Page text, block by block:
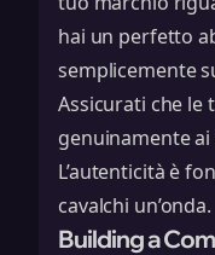
hai un perfetto
semplicemente
Assicurati che le
genuinamente
L’autenticità è
cavalchi un’onda.
Building a